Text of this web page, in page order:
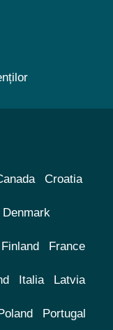
Croatia
Denmark
Finland France
Italia Latvia
Poland Portugal